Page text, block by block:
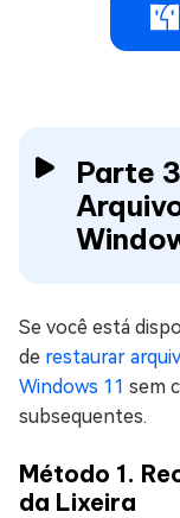
Parte
Se você está
de restaurar
Windows 11 sem
subsequentes.
Método 1.
da Lixeira